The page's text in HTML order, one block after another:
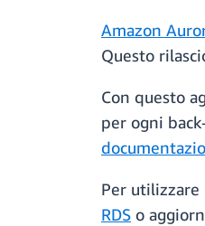
Amazon
Questo
Con questo
per ogni
Per utilizzare
RDS o